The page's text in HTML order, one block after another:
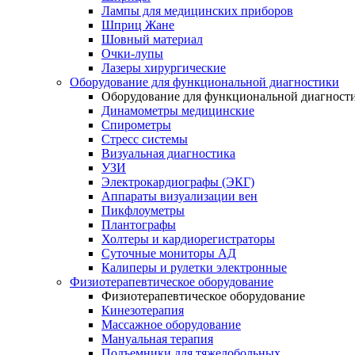
Лампы для медицинских приборов
Шприц Жане
Шовный материал
Очки-лупы
Лазеры хирургические
Оборудование для функциональной диагностики
Оборудование для функциональной
Динамометры медицинские
Спирометры
Стресс системы
Визуальная диагностика
УЗИ
Электрокардиографы (ЭКГ)
Аппараты визуализации вен
Пикфлоуметры
Плантографы
Холтеры и кардиорегистраторы
Суточные мониторы АД
Калиперы и рулетки электронные
Физиотерапевтическое оборудование
Физиотерапевтическое оборудование
Кинезотерапия
Массажное оборудование
Мануальная терапия